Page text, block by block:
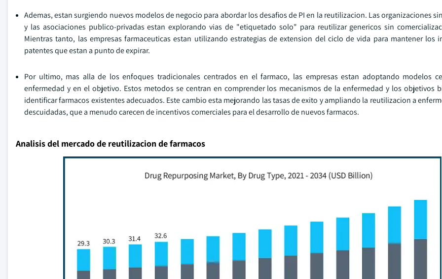
Ademas, estan surgiendo nuevos modelos de negocio para abordar los desafios de PI en la reutilizacion. Las organizaciones
y las asociaciones publico-privadas estan explorando vias de "etiquetado solo" para reutilizar genericos sin
Mientras tanto, las empresas farmaceuticas estan utilizando estrategias de extension del ciclo de vida para mantener los
patentes que estan a punto de expirar.
Por ultimo, mas alla de los enfoques tradicionales centrados en el farmaco, las empresas estan adoptando modelos
enfermedad y en el objetivo. Estos metodos se centran en comprender los mecanismos de la enfermedad y los objetivos
identificar farmacos existentes adecuados. Este cambio esta mejorando las tasas de exito y ampliando la reutilizacion a
descuidadas, que a menudo carecen de incentivos comerciales para el desarrollo de nuevos farmacos.
Analisis del mercado de reutilizacion de farmacos